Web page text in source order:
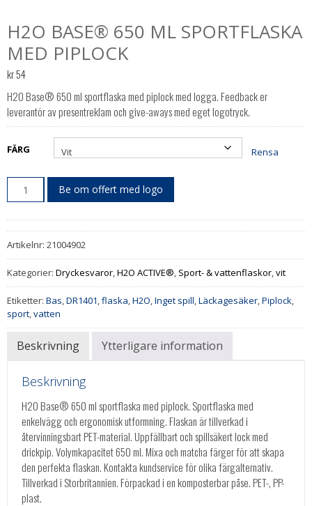
H2O BASE® 650 ML SPORTFLASKA
MED PIPLOCK
kr54
H2O Base® 650 ml sportflaska med piplock med logga. Feedback er
leverantör av presentreklam och give-aways med eget logotryck.
FÄRG Rensa
Be om offert med logo
Artikelnr: 21004902
Kategorier: Dryckesvaror,H2O ACTIVE®, Sport- & vattenflaskor,vit
Etiketter: Bas,DR1401,flaska,H2O,Inget spill,Läckagesäker,Piplock,
sport,vatten
Beskrivning Ytterligare information
Beskrivning
H2O Base® 650 ml sportflaska med piplock. Sportflaska med
enkelvägg och ergonomisk utformning. Flaskan är tillverkad i
återvinningsbart PET-material. Uppfällbart och spillsäkert lock med
drickpip. Volymkapacitet 650 ml. Mixa och matcha färger för att skapa
den perfekta flaskan. Kontakta kundservice för olika färgalternativ.
Tillverkad i Storbritannien. Förpackad i en komposterbar påse. PET-, PP-
plast.